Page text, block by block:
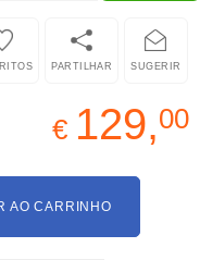
SUGERIR
PARTILHAR
€ 129,00
AO CARRINHO